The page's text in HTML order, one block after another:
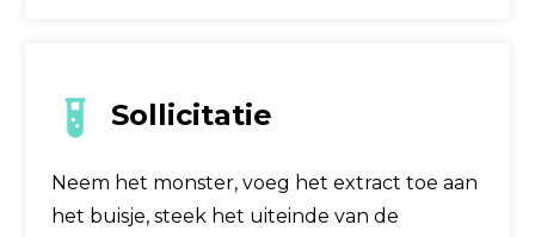
Sollicitatie
Neem het monster, voeg het extract toe aan
het buisje, steek het uiteinde van de